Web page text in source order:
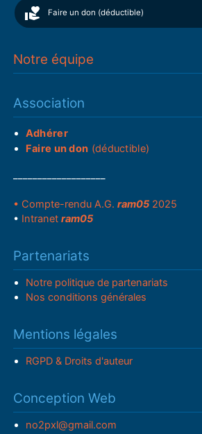
Faire un don (déductible)
Notre équipe
Association
Adhérer
Faire un don (déductible)
• Compte-rendu A.G.ram05 2025
• Intranetram05
Partenariats
Notre politique de partenariats
Nos conditions générales
Mentions légales
RGPD & Droits d'auteur
Conception Web
no2pxl@gmail.com